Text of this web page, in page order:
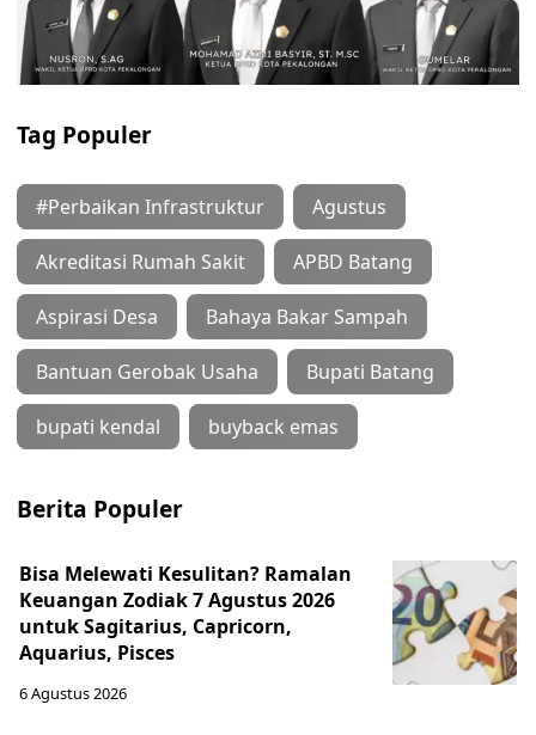
Tag Populer
#Perbaikan Infrastruktur Agustus
Akreditasi Rumah Sakit APBD Batang
Aspirasi Desa Bahaya Bakar Sampah
Bantuan Gerobak Usaha Bupati Batang
bupati kendal buyback emas
Berita Populer
Bisa Melewati Kesulitan? Ramalan
Keuangan Zodiak 7 Agustus 2026
untuk Sagitarius, Capricorn,
Aquarius, Pisces
6 Agustus 2026